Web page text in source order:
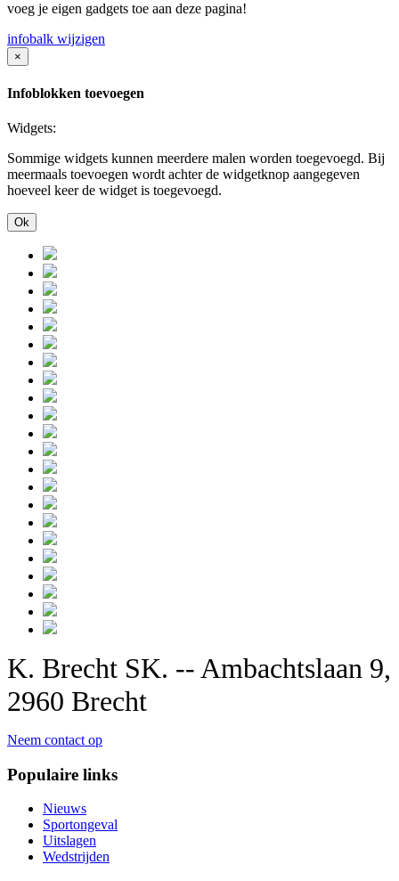
voeg je eigen gadgets toe aan deze pagina!
infobalk wijzigen
×
Infoblokken toevoegen
Widgets:
Sommige widgets kunnen meerdere malen worden toegevoegd. Bij
meermaals toevoegen wordt achter de widgetknop aangegeven
hoeveel keer de widget is toegevoegd.
Ok
K. Brecht SK. -- Ambachtslaan 9,
2960 Brecht
Neem contact op
Populaire links
Nieuws
Sportongeval
Uitslagen
Wedstrijden